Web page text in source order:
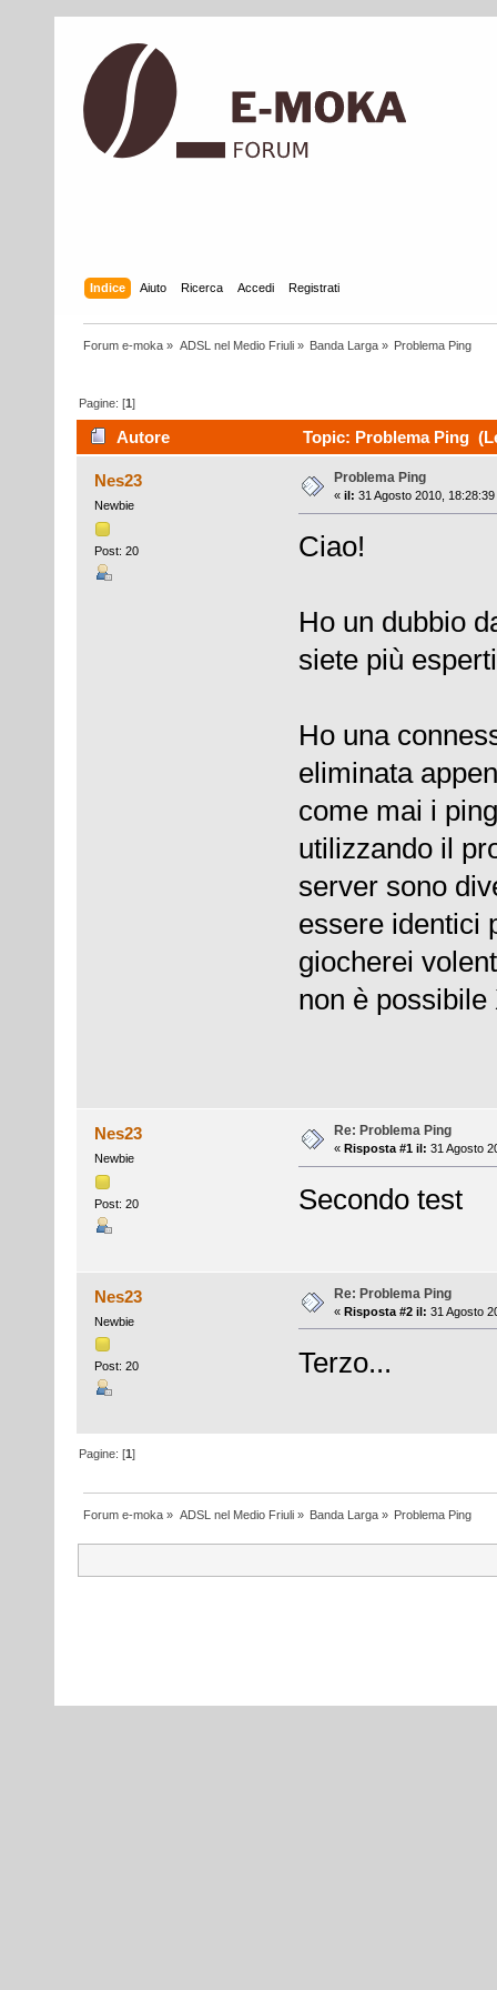
Indice Aiuto Ricerca Accedi Registrati
Forum e-moka » ADSL nel Medio Friuli» Banda Larga» Problema Ping
Pagine: [1]
Autore Topic: Problema Ping
Nes23
Newbie
Post: 20
Problema Ping
« il: 31 Agosto 2010, 18:28:39
Ciao!
Ho un dubbio
siete più
Ho una
eliminata
come mai i
utilizzando il
server sono
essere identici
giocherei
non è possibile
Nes23
Newbie
Post: 20
Re: Problema Ping
« Risposta #1 il: 31 Agosto
Secondo test
Nes23
Newbie
Post: 20
Re: Problema Ping
« Risposta #2 il: 31 Agosto
Terzo...
Pagine: [1]
Forum e-moka » ADSL nel Medio Friuli» Banda Larga» Problema Ping